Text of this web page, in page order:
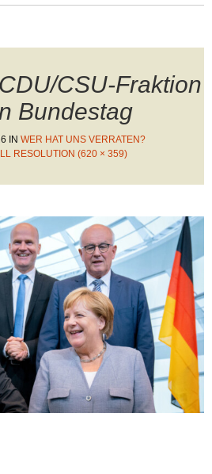
CSU-Fraktion
Bundestag
IN WER HAT UNS VERRATEN?
RESOLUTION (620 × 359)